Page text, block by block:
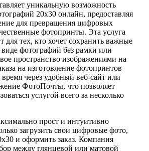
уникальную возможность
20х30 онлайн, предоставляя
для превращения цифровых
фотопринты. Эта услуга
для тех, кто хочет сохранить важные
фотографий без рамки или
пространство изображениями на
на изготовление фотопринтов
через удобный веб-сайт или
ФотоПочты, что позволяет
услугой всего за несколько
прост и интуитивно
загрузить свои цифровые фото,
и оформить заказ. Компания
между глянцевой или матовой